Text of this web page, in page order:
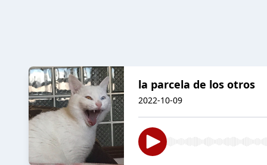
la parcela de los otros
2022-10-09